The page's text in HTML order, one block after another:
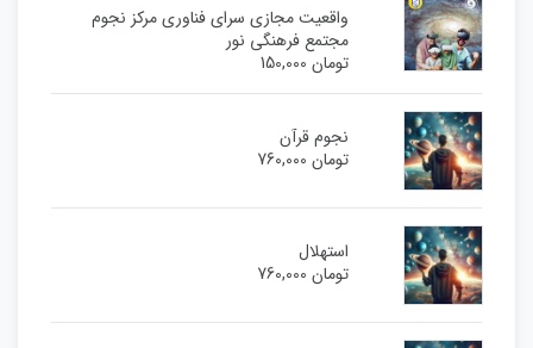
واقعیت مجازی سرای فناوری مرکز نجوم
مجتمع فرهنگی نور
تومان150,000
نجوم قرآن
تومان760,000
استهلال
تومان760,000